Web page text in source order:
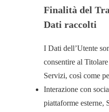
Finalità del
Dati raccolti
I Dati dell’Utente
consentire al
Servizi, così come
Interazione con
piattaforme esterne,